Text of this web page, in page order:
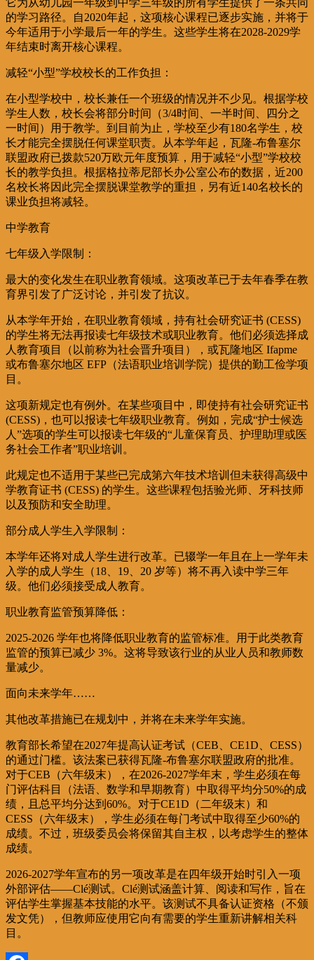
的学习路径。自2020年起，这项核心课程已逐步实施，并将于
今年适用于小学最后一年的学生。这些学生将在2028-2029学
年结束时离开核心课程。
减轻“小型”学校校长的工作负担：
在小型学校中，校长兼任一个班级的情况并不少见。根据学校
学生人数，校长会将部分时间（3/4时间、一半时间、四分之
一时间）用于教学。到目前为止，学校至少有180名学生，校
长才能完全摆脱任何课堂职责。从本学年起，瓦隆-布鲁塞尔
联盟政府已拨款520万欧元年度预算，用于减轻“小型”学校校
长的教学负担。根据格拉蒂尼部长办公室公布的数据，近200
名校长将因此完全摆脱课堂教学的重担，另有近140名校长的
课业负担将减轻。
中学教育
七年级入学限制：
最大的变化发生在职业教育领域。这项改革已于去年春季在教
育界引发了广泛讨论，并引发了抗议。
从本学年开始，在职业教育领域，持有社会研究证书 (CESS)
的学生将无法再报读七年级技术或职业教育。他们必须选择成
人教育项目（以前称为社会晋升项目），或瓦隆地区 Ifapme
或布鲁塞尔地区 EFP（法语职业培训学院）提供的勤工俭学项
目。
这项新规定也有例外。在某些项目中，即使持有社会研究证书
(CESS)，也可以报读七年级职业教育。例如，完成“护士候选
人”选项的学生可以报读七年级的“儿童保育员、护理助理或医
务社会工作者”职业培训。
此规定也不适用于某些已完成第六年技术培训但未获得高级中
学教育证书 (CESS) 的学生。这些课程包括验光师、牙科技师
以及预防和安全助理。
部分成人学生入学限制：
本学年还将对成人学生进行改革。已辍学一年且在上一学年未
入学的成人学生（18、19、20 岁等）将不再入读中学三年
级。他们必须接受成人教育。
职业教育监管预算降低：
2025-2026 学年也将降低职业教育的监管标准。用于此类教育
监管的预算已减少 3%。这将导致该行业的从业人员和教师数
量减少。
面向未来学年……
其他改革措施已在规划中，并将在未来学年实施。
教育部长希望在2027年提高认证考试（CEB、CE1D、CESS）
的通过门槛。该法案已获得瓦隆-布鲁塞尔联盟政府的批准。
对于CEB（六年级末），在2026-2027学年末，学生必须在每
门评估科目（法语、数学和早期教育）中取得平均分50%的成
绩，且总平均分达到60%。对于CE1D（二年级末）和
CESS（六年级末），学生必须在每门考试中取得至少60%的
成绩。不过，班级委员会将保留其自主权，以考虑学生的整体
成绩。
2026-2027学年宣布的另一项改革是在四年级开始时引入一项
外部评估——Clé测试。Clé测试涵盖计算、阅读和写作，旨在
评估学生掌握基本技能的水平。该测试不具备认证资格（不颁
发文凭），但教师应使用它向有需要的学生重新讲解相关科
目。